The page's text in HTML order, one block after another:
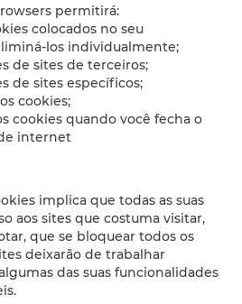
permitirá:
colocados no seu
los individualmente;
de sites de terceiros;
de sites específicos;
cookies;
cookies quando você fecha o
internet
implica que todas as suas
aos sites que costuma visitar,
que se bloquear todos os
deixarão de trabalhar
das suas funcionalidades